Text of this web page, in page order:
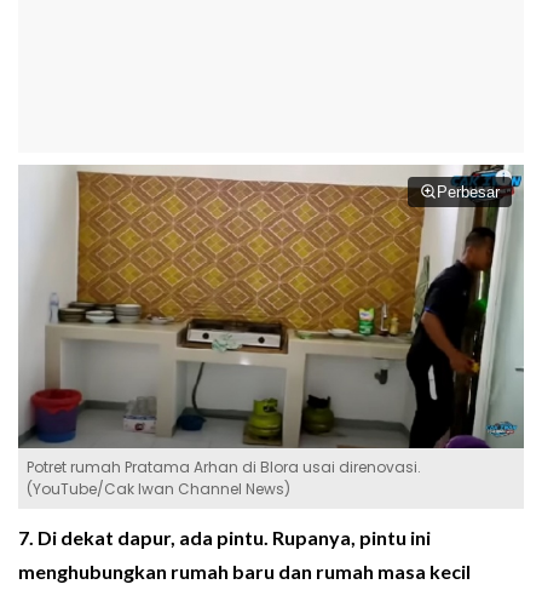
Perbesar
Potret rumah Pratama Arhan di Blora usai direnovasi.
(YouTube/Cak Iwan Channel News)
7. Di dekat dapur, ada pintu. Rupanya, pintu ini
menghubungkan rumah baru dan rumah masa kecil